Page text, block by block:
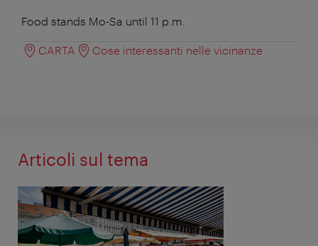
Food stands Mo-Sa until 11 p.m.
CARTA Cose interessanti nelle vicinanze
Articoli sul tema